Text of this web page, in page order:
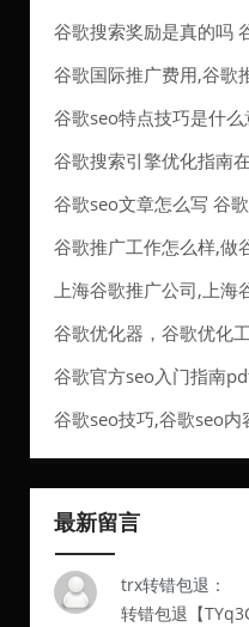
谷歌搜索奖励是真的吗
谷歌国际推广费用,谷歌
谷歌seo特点技巧是什
谷歌搜索引擎优化指南
擎。
谷歌seo文章怎么写 谷
谷歌推广工作怎么样,做
上海谷歌推广公司,上海
谷歌优化器，谷歌优化
谷歌官方seo入门指南
谷歌seo技巧,谷歌seo内
最新留言
trx转错包退：
转错包退【